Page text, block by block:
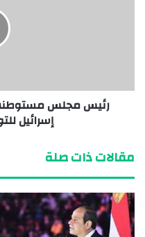
رئيس مجلس
إسرائيل
مقالات ذات صلة